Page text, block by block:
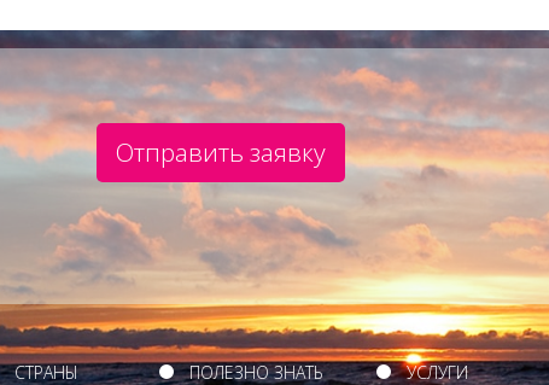
Отправить заявку
СТРАНЫ ПОЛЕЗНО ЗНАТЬ УСЛУГИ